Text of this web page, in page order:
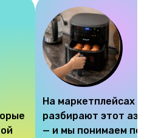
На маркетплейсах
разбирают этот
— и мы понимаем